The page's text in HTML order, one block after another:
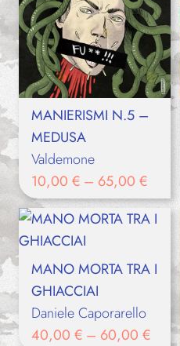
MANIERISMI N.5 –
MEDUSA
Valdemone
10,00 € – 65,00 €
MANO MORTA TRA I
GHIACCIAI
Daniele Caporarello
40,00 € – 60,00 €